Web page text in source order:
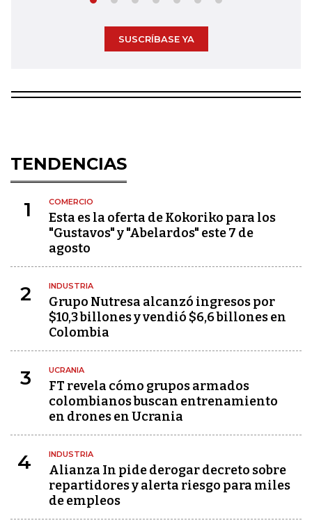
SUSCRÍBASE YA
TENDENCIAS
1 COMERCIO
Esta es la oferta de Kokoriko para los
"Gustavos" y "Abelardos" este 7 de
agosto
2 INDUSTRIA
Grupo Nutresa alcanzó ingresos por
$10,3 billones y vendió $6,6 billones en
Colombia
3 UCRANIA
FT revela cómo grupos armados
colombianos buscan entrenamiento
en drones en Ucrania
4 INDUSTRIA
Alianza In pide derogar decreto sobre
repartidores y alerta riesgo para miles
de empleos